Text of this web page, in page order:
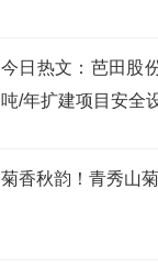
今日热文：芭田股
吨/年扩建项目安全
菊香秋韵！青秀山